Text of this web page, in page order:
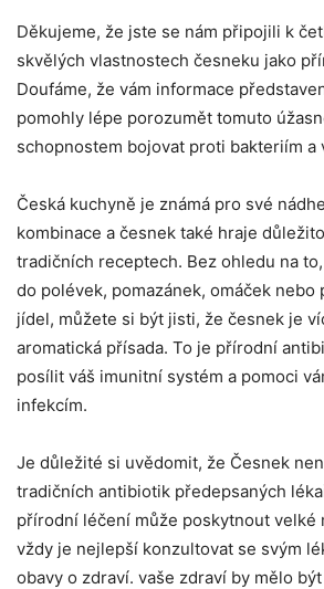
Děkujeme, že jste se nám připojili⁤ k⁣
skvělých ‌vlastnostech ‌česneku jako
⁣Doufáme,⁢ že‍ vám⁢ informace
pomohly lépe porozumět tomuto​
schopnostem⁢ bojovat proti ⁤bakteriím a
Česká ‍kuchyně je známá pro ⁣své
kombinace a česnek ​také hraje⁣
tradičních receptech. Bez‌ ohledu na
do ‍polévek, pomazánek, omáček nebo
jídel,​ můžete si být jisti, že česnek je⁤
aromatická přísada. To je přírodní
posílit ⁤váš ⁢imunitní systém‌ a ‌pomoci
infekcím.
Je důležité si uvědomit, že ​Česnek
tradičních antibiotik‍ předepsaných
přírodní léčení‌ může poskytnout ⁢velké
vždy je nejlepší konzultovat​ se svým
obavy o zdraví. vaše zdraví by mělo